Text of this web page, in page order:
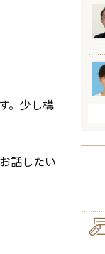
。少し構
話したい